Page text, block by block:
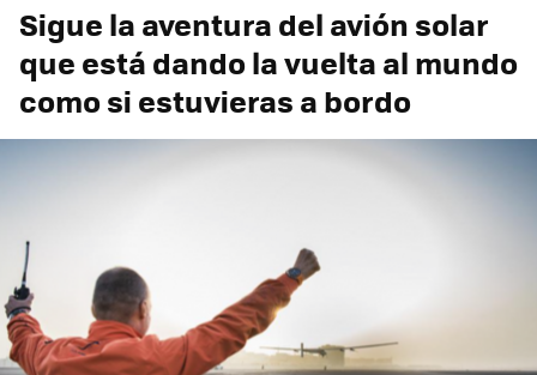
Sigue la aventura del avión solar
que está dando la vuelta al mundo
como si estuvieras a bordo